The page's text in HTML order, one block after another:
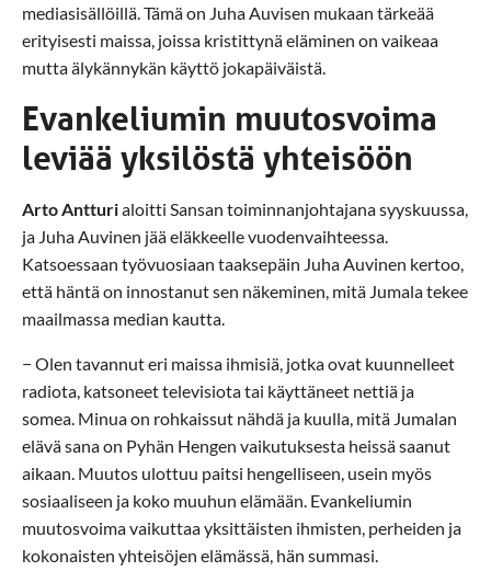
mediasisällöillä. Tämä on Juha Auvisen mukaan tärkeää
erityisesti maissa, joissa kristittynä eläminen on vaikeaa
mutta älykännykän käyttö jokapäiväistä.
Evankeliumin muutosvoima
leviää yksilöstä yhteisöön
Arto Antturialoitti Sansan toiminnanjohtajana syyskuussa,
ja Juha Auvinen jää eläkkeelle vuodenvaihteessa.
Katsoessaan työvuosiaan taaksepäin Juha Auvinen kertoo,
että häntä on innostanut sen näkeminen, mitä Jumala tekee
maailmassa median kautta.
− Olen tavannut eri maissa ihmisiä, jotka ovat kuunnelleet
radiota, katsoneet televisiota tai käyttäneet nettiä ja
somea. Minua on rohkaissut nähdä ja kuulla, mitä Jumalan
elävä sana on Pyhän Hengen vaikutuksesta heissä saanut
aikaan. Muutos ulottuu paitsi hengelliseen, usein myös
sosiaaliseen ja koko muuhun elämään. Evankeliumin
muutosvoima vaikuttaa yksittäisten ihmisten, perheiden ja
kokonaisten yhteisöjen elämässä, hän summasi.